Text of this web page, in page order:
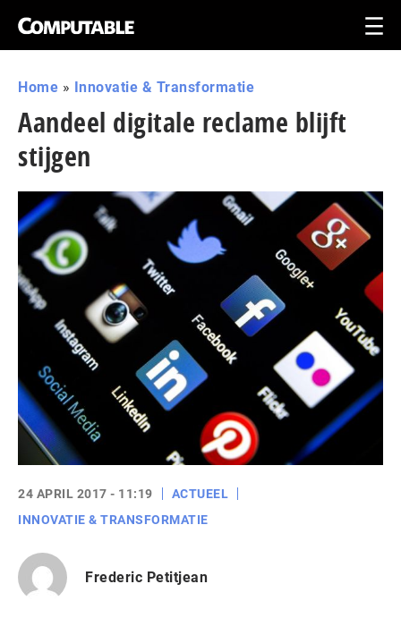
Home » Innovatie & Transformatie
Aandeel digitale reclame blijft
stijgen
24 APRIL 2017 - 11:19
ACTUEEL
INNOVATIE & TRANSFORMATIE
Frederic Petitjean